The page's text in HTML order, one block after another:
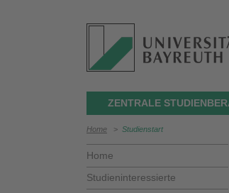
ZENTRALE
Home > Studienstart
Home
Studieninteressierte